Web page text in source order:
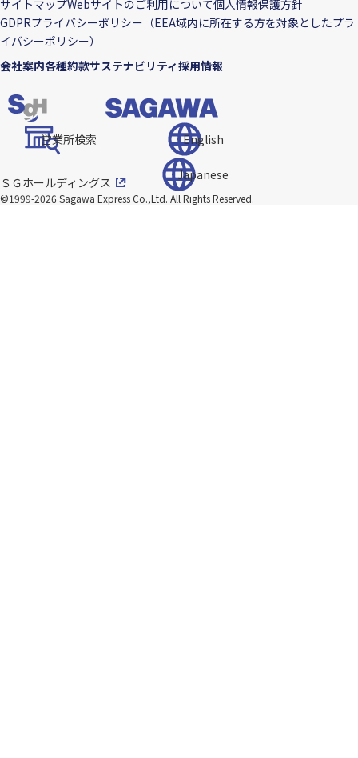
サイトマップWebサイトのご利用について個人情報保護方針
GDPRプライバシーポリシー（EEA域内に所在する方を対象としたプラ
イバシーポリシー）
会社案内各種約款サステナビリティ採用情報
営業所検索 English
Japanese
ＳＧホールディングス
©1999-2026 Sagawa Express Co.,Ltd. All Rights Reserved.